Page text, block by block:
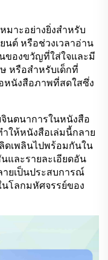
มาะอย่างยิ่งสำหรับ
นต์ หรือช่วงเวลาอ่าน
ของขวัญที่ใส่ใจและมี
หรือสำหรับเด็กที่
หนังสือภาพที่สดใสซึ่ง
นตนาการในหนังสือ
ให้หนังสือเล่มนี้กลาย
ดเพลินไปพร้อมกันใน
และรายละเอียดอัน
ายเป็นประสบการณ์
โลกมหัศจรรย์ของ